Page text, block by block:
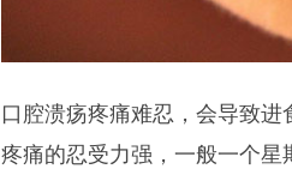
口腔溃疡疼痛难忍，会导致
疼痛的忍受力强，一般一个